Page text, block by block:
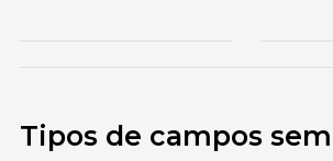
Tipos de campos